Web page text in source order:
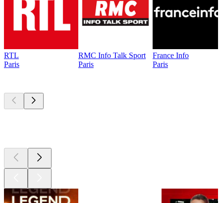
RTL
Paris
RMC Info Talk Sport
Paris
France Info
Paris